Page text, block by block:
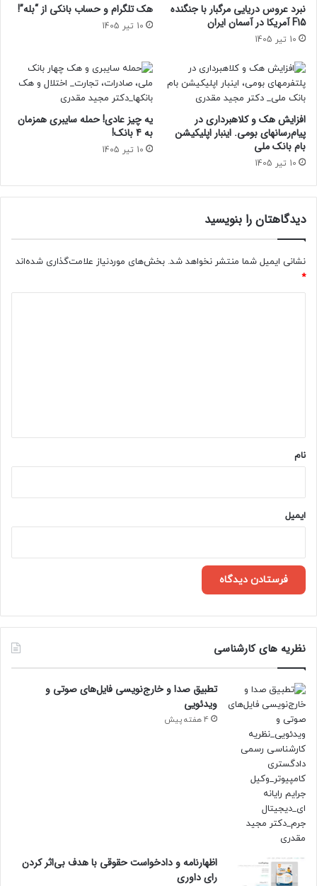
نبرد عروس دریایی مرگبار با جنگنده
F15 آمریکا در آسمان ایران
10 تیر 1405
هک تلگرام و حساب بانکی از “بله”!
10 تیر 1405
افزایش هک و کلاهبرداری در
پیام‌رسانهای بومی. اینبار اپلیکیشن
بام‌ بانک ملی
10 تیر 1405
یه چیز عادی! حمله سایبری همزمان
به 4 بانک!
10 تیر 1405
دیدگاهتان را بنویسید
نشانی ایمیل شما منتشر نخواهد شد. بخش‌های موردنیاز علامت‌گذاری شده‌اند
*
نام
ایمیل
نظریه های کارشناسی
تطبیق صدا و خارج‌نویسی فایل‌های صوتی و
ویدئویی
4 هفته پیش
اظهارنامه و دادخواست حقوقی با هدف بی‌اثر کردن
رای داوری